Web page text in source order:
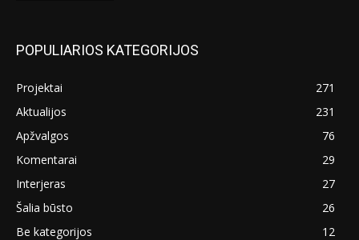
POPULIARIOS KATEGORIJOS
Projektai
271
Aktualijos
231
Apžvalgos
76
Komentarai
29
Interjeras
27
Šalia būsto
26
Be kategorijos
12